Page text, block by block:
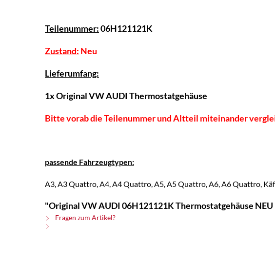
Teilenummer:06H121121K
Zustand: Neu
Lieferumfang:
1xOriginal VW AUDI Thermostatgehäuse
Bitte vorab die Teilenummer und Altteil miteinander
passende Fahrzeugtypen:
A3, A3 Quattro, A4, A4 Quattro, A5, A5 Quattro, A6, A6 Quattro,
"Original VW AUDI 06H121121K Thermostatgehäuse
Fragen zum Artikel?